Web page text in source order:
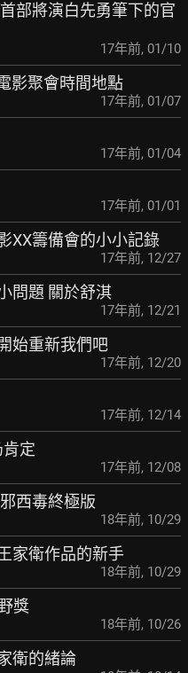
部將演白先勇筆下的官
17年前, 01/10
影聚會時間地點
17年前, 01/07
17年前, 01/04
17年前, 01/01
XX籌備會的小小記錄
17年前, 12/27
問題 關於舒淇
17年前, 12/21
始重新我們吧
17年前, 12/20
17年前, 12/14
定
17年前, 12/08
西毒終極版
18年前, 10/29
家衛作品的新手
18年前, 10/29
獎
18年前, 10/26
衛的緒論